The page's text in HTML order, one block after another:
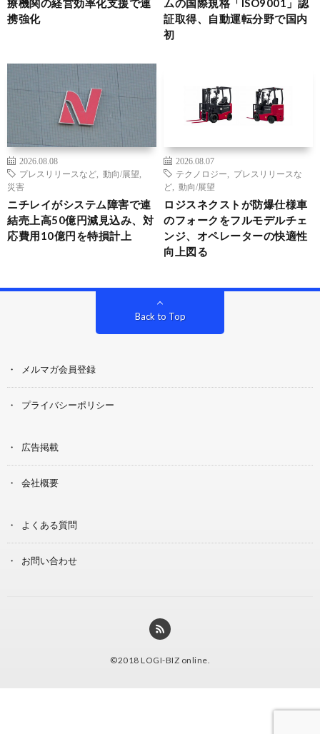
療機関の経営効率化支援で連
携強化
ムの国際規格「ISO9001」認
証取得、自動運転分野で国内
初
2026.08.08
プレスリリースなど
動向/展望
災害
ニチレイがシステム障害で連
結売上高50億円減見込み、対
応費用10億円を特損計上
2026.08.07
テクノロジー
プレスリリースな
ど
動向/展望
ロジスネクストが防爆仕様車
のフォークをフルモデルチェ
ンジ、オペレーターの快適性
向上図る
Back to Top
メルマガ会員登録
プライバシーポリシー
広告掲載
会社概要
よくある質問
お問い合わせ
©2018 LOGI-BIZ online.